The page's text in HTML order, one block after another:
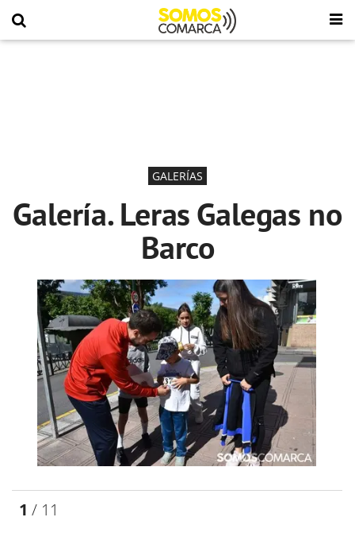
GALERÍAS
Galería. Leras Galegas no
Barco
1 / 11